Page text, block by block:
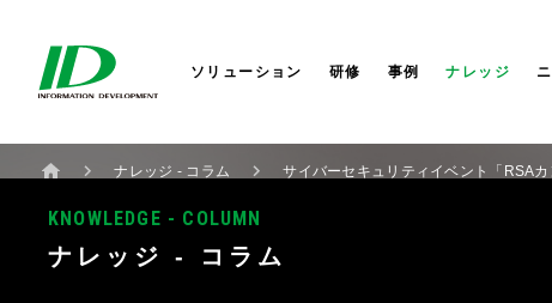
ソリューション 研修 事例 ナレッジ
研修サービス
ITIL®4リーダー DITS コラム コーポ
IDシンガポール
ナレッジ - コラム サイバーセキュリティイベント「RSA
KNOWLEDGE - COLUMN
ナレッジ - コラム